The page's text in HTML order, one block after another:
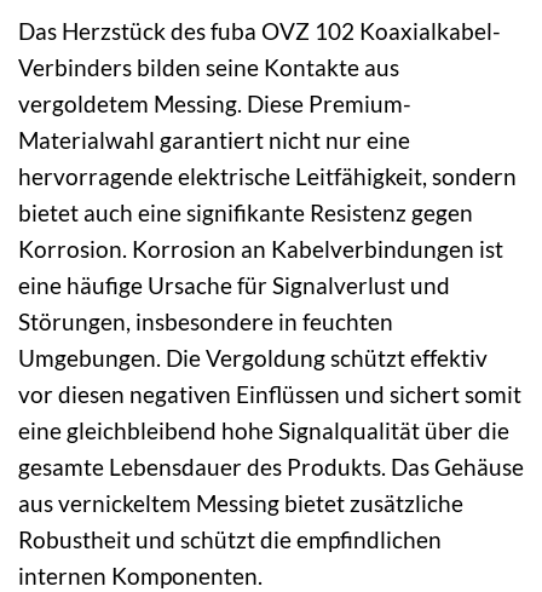
Das Herzstück des fuba OVZ 102 Koaxialkabel-
Verbinders bilden seine Kontakte aus
vergoldetem Messing. Diese Premium-
Materialwahl garantiert nicht nur eine
hervorragende elektrische Leitfähigkeit, sondern
bietet auch eine signifikante Resistenz gegen
Korrosion. Korrosion an Kabelverbindungen ist
eine häufige Ursache für Signalverlust und
Störungen, insbesondere in feuchten
Umgebungen. Die Vergoldung schützt effektiv
vor diesen negativen Einflüssen und sichert somit
eine gleichbleibend hohe Signalqualität über die
gesamte Lebensdauer des Produkts. Das Gehäuse
aus vernickeltem Messing bietet zusätzliche
Robustheit und schützt die empfindlichen
internen Komponenten.